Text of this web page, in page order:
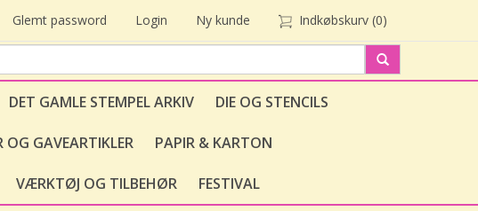
Glemt password Login Ny kunde Indkøbskurv (0)
DET GAMLE STEMPEL ARKIV DIE OG STENCILS
OG GAVEARTIKLER PAPIR & KARTON
VÆRKTØJ OG TILBEHØR FESTIVAL